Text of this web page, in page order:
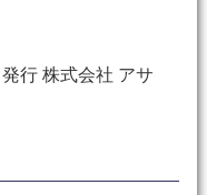
行 株式会社 アサ